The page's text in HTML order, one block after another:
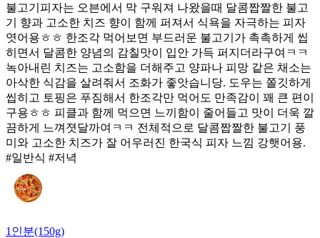
불고기피자는 오븐에서 막 구워져 나왔을때 달콤짭짤한 불고
기 향과 고소한 치즈 향이 함께 퍼져서 식욕을 자극하는 피자
엿어용ㅎㅎ 한조각 먹어보면 부드러운 불고기가 촉촉하게 씹
히면서 달콤한 양념의 감칠맛이 입안 가득 퍼지더라구여ㅋㅋ
녹아내린 치즈는 고소함을 더해주고 양파나 피망 같은 채소는
아삭한 식감을 살려줘서 조화가 좋앗습니당. 도우는 쫄깃하게
씹히고 토핑은 푸짐해서 한조각만 먹어도 만족감이 꽤 큰 편이
구용ㅎㅎ 피클과 함께 먹으면 느끼함이 줄어들고 맛이 더욱 깔
끔하게 느껴졋달까여ㅋㅋ 전체적으로 달콤짭짤한 불고기 풍
미와 고소한 치즈가 잘 어우러진 한국식 피자 느낌 강햇어용.
#일반식 #저녁
1인분(150g)